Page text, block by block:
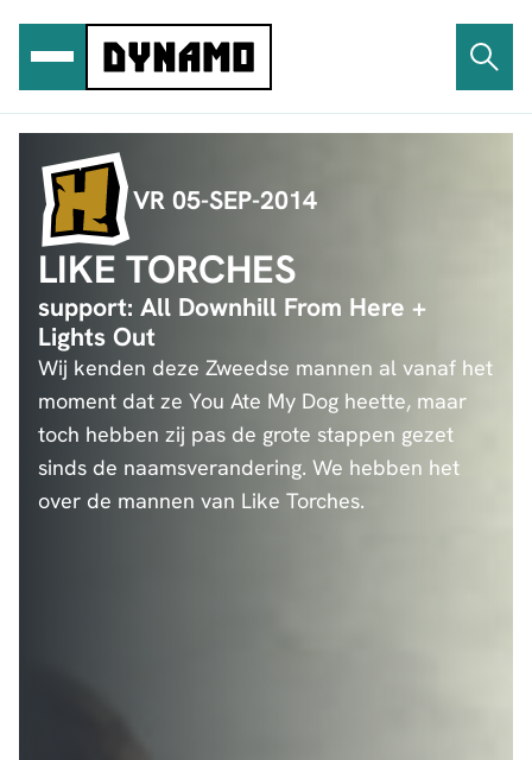
inhoud
VR 05-SEP-2014
LIKE TORCHES
support: All Downhill From Here +
Lights Out
Wij kenden deze Zweedse mannen al vanaf het
moment dat ze You Ate My Dog heette, maar
toch hebben zij pas de grote stappen gezet
sinds de naamsverandering. We hebben het
over de mannen van Like Torches.